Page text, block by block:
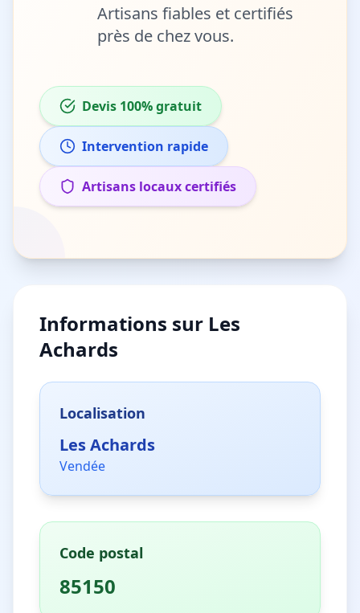
Artisans fiables et certifiés
près de chez vous.
Devis 100% gratuit
Intervention rapide
Artisans locaux certifiés
Informations sur Les
Achards
Localisation
Les Achards
Vendée
Code postal
85150